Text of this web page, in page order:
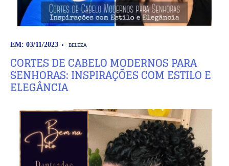
EM: 03/11/2023 BELEZA
CORTES DE CABELO MODERNOS PARA
SENHORAS: INSPIRAÇÕES COM ESTILO E
ELEGÂNCIA